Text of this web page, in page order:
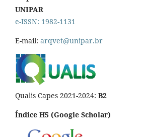
UNIPAR
e-ISSN: 1982-1131
E-mail: arqvet@unipar.br
Qualis Capes 2021-2024: B2
Índice H5 (Google Scholar)